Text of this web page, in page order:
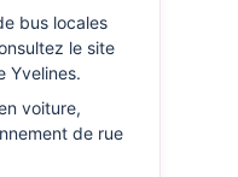
bus locales
le site
Yvelines.
voiture,
de rue